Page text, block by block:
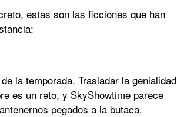
estas son las ficciones que han
la temporada. Trasladar la genialidad
es un reto, y SkyShowtime parece
pegados a la butaca.